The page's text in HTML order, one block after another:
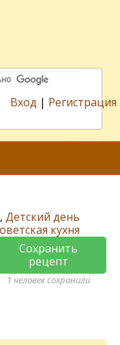
Вход | Регистрация
, Детский день
кухня
Сохранить
рецепт
1 человек сохранили